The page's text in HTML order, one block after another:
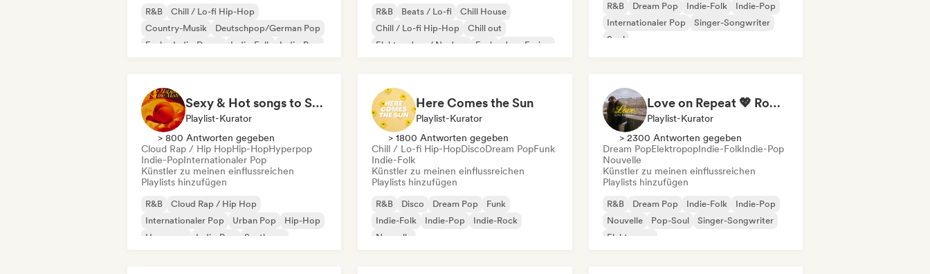
R&B
Chill / Lo-fi Hip-Hop
Country-Musik
Deutschpop/German Pop
Funk
Indie-Dance Indie-Folk Indie-Pop
R&B Beats / Lo-fi
Chill House
Chill / Lo-fi Hip-Hop
Chill out
Elektro-Jazz / Nu Jazz
Funk Jazz-Fusion
R&B Dream Pop Indie-Folk
Indie-Pop
Internationaler Pop
Singer-Songwriter
Soul
Sexy & Hot songs to Set the Mood 🥀 🥵
Playlist-Kurator
> 800 Antworten gegeben
Cloud Rap / Hip HopHip-HopHyperpop
Indie-PopInternationaler Pop
Künstler zu meinen einflussreichen
Playlists hinzufügen
R&B
Cloud Rap / Hip Hop
Internationaler Pop
Urban Pop
Hip-Hop
Hyperpop
Indie-Pop Synthpop
Here Comes the Sun
Playlist-Kurator
> 1800 Antworten gegeben
Chill / Lo-fi Hip-HopDiscoDream PopFunk
Indie-Folk
Künstler zu meinen einflussreichen
Playlists hinzufügen
R&B Disco Dream Pop
Funk
Indie-Folk
Indie-Pop
Indie-Rock
Nouvelle
Love on Repeat 💖 Romantic Indie Pop, Neo Soul & Singer-Songwriter
Playlist-Kurator
> 2300 Antworten gegeben
Dream PopElektropopIndie-FolkIndie-Pop
Nouvelle
Künstler zu meinen einflussreichen
Playlists hinzufügen
R&B Dream Pop Indie-Folk
Indie-Pop
Nouvelle
Pop-Soul
Singer-Songwriter
Elektropop